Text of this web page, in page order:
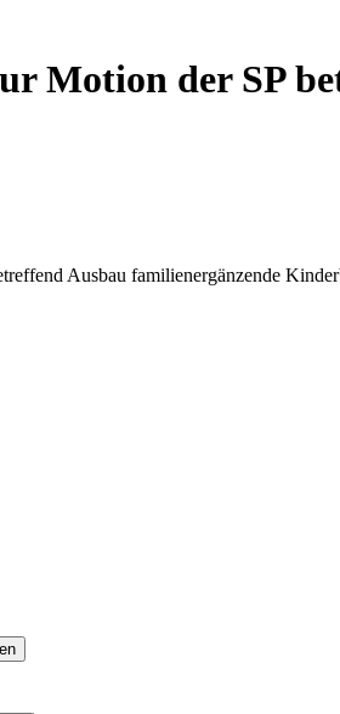
Motion der SP
Ausbau familienergänzende